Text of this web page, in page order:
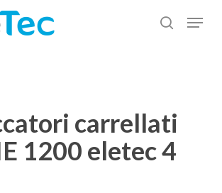
cerca
Menu
carrellati
1200 eletec 4